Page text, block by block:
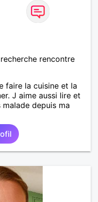
rencontre
faire la cuisine et la
J aime aussi lire et
depuis ma